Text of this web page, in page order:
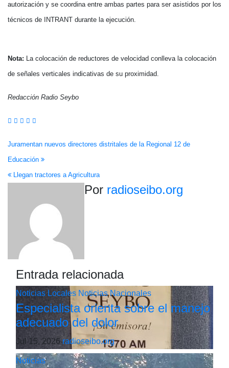
autorización y se coordina entre ambas partes para ser asistidos por los
técnicos de INTRANT durante la ejecución.
Nota: La colocación de reductores de velocidad conlleva la colocación
de señales verticales indicativas de su proximidad.
Redacción Radio Seybo
Navegación
de
entradas
Juramentan nuevos directores distritales de la Regional 12 de
Educación
Llegan tractores a Agricultura
Por radioseibo.org
Entrada relacionada
Noticias Locales Noticias Nacionales
Especialista orienta sobre el manejo
adecuado del dolor
Jul 15, 2026radioseibo.org
Noticias